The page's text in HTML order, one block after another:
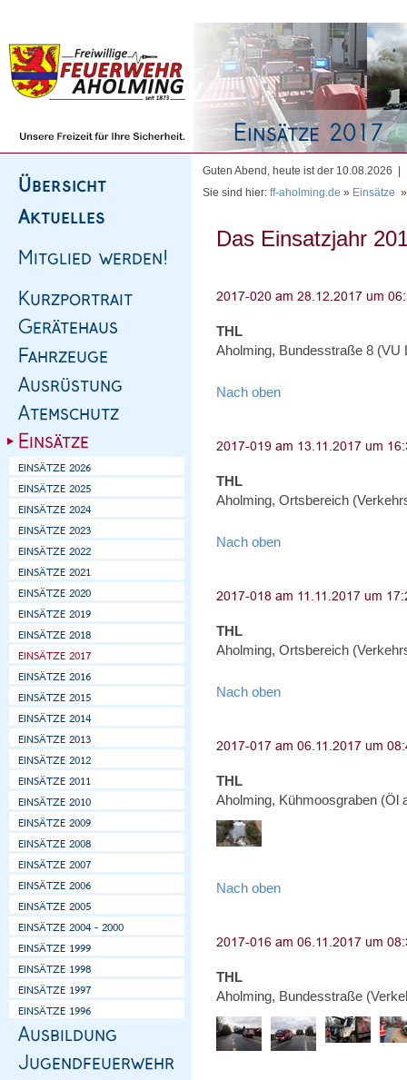
Guten Abend, heute ist der 10.08.2026 |
Sie sind hier: ff-aholming.de » Einsätze
Das Einsatzjahr
THL
Aholming, Bundesstraße 8
Nach oben
THL
Aholming, Ortsbereich
Nach oben
THL
Aholming, Ortsbereich
Nach oben
THL
Aholming, Kühmoosgraben (Öl
Nach oben
THL
Aholming, Bundesstraße